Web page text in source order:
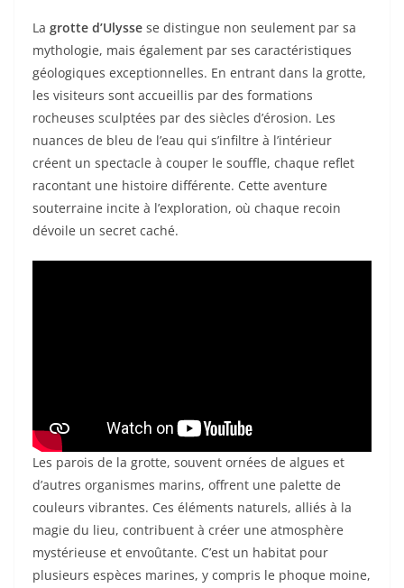
La grotte d’Ulysse se distingue non seulement par sa
mythologie, mais également par ses caractéristiques
géologiques exceptionnelles. En entrant dans la grotte,
les visiteurs sont accueillis par des formations
rocheuses sculptées par des siècles d’érosion. Les
nuances de bleu de l’eau qui s’infiltre à l’intérieur
créent un spectacle à couper le souffle, chaque reflet
racontant une histoire différente. Cette aventure
souterraine incite à l’exploration, où chaque recoin
dévoile un secret caché.
Les parois de la grotte, souvent ornées de algues et
d’autres organismes marins, offrent une palette de
couleurs vibrantes. Ces éléments naturels, alliés à la
magie du lieu, contribuent à créer une atmosphère
mystérieuse et envoûtante. C’est un habitat pour
plusieurs espèces marines, y compris le phoque moine,